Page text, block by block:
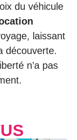
du véhicule
laissant
découverte.
n’a pas